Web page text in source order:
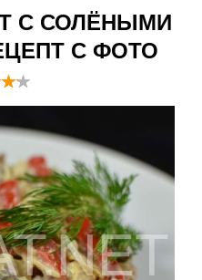
С СОЛЁНЫМИ
С ФОТО